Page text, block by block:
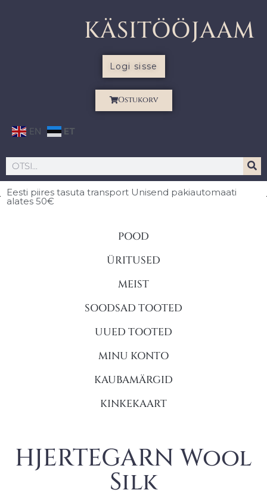
KÄSITÖÖJAAM
Logi sisse
Ostukorv
EN ET
Eesti piires tasuta transport Unisend pakiautomaati
alates 50€
POOD
ÜRITUSED
MEIST
SOODSAD TOOTED
UUED TOOTED
MINU KONTO
KAUBAMÄRGID
KINKEKAART
HJERTEGARN Wool
Silk